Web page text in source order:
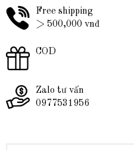
Free shipping
> 500,000 vnđ
COD
Zalo tư vấn
0977531956